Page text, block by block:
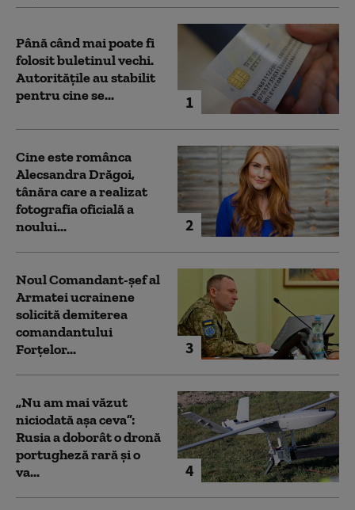
1
Până când mai poate fi
folosit buletinul vechi.
Autoritățile au stabilit
pentru cine se...
2
Cine este românca
Alecsandra Drăgoi,
tânăra care a realizat
fotografia oficială a
noului...
3
Noul Comandant-șef al
Armatei ucrainene
solicită demiterea
comandantului
Forțelor...
4
„Nu am mai văzut
niciodată așa ceva”:
Rusia a doborât o dronă
portugheză rară și o
va...